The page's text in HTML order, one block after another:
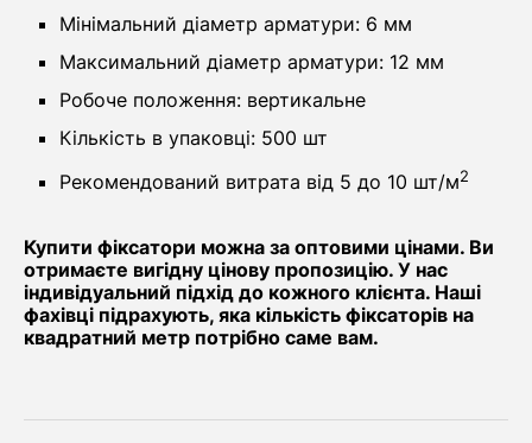
Мінімальний діаметр арматури: 6 мм
Максимальний діаметр арматури: 12 мм
Робоче положення: вертикальне
Кількість в упаковці: 500 шт
Рекомендований витрата від 5 до 10 шт/м2
Купити фіксатори можна за оптовими цінами. Ви
отримаєте вигідну цінову пропозицію. У нас
індивідуальний підхід до кожного клієнта. Наші
фахівці підрахують, яка кількість фіксаторів на
квадратний метр потрібно саме вам.